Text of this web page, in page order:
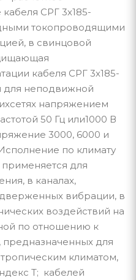
СРГ 3х185-
токопроводящими
в свинцовой
кабеля СРГ 3х185-
для неподвижной
напряжением
50 Гц или1000 В
3000, 6000 и
по климату
для
в каналах,
вибрации, в
воздействий на
по отношению к
для
климатом,
Т; кабелей